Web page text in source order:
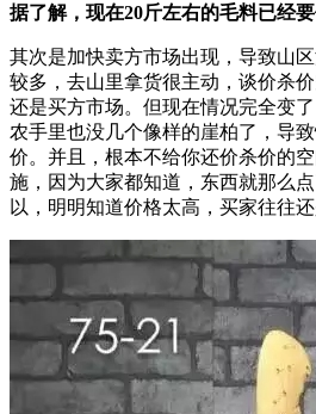
据了解，现在20斤左右的毛料已经要
其次是加快卖方市场出现，导致山
较多，去山里拿货很主动，谈价杀
还是买方市场。但现在情况完全变
农手里也没几个像样的崖柏了，导
价。并且，根本不给你还价杀价的
施，因为大家都知道，东西就那么
以，明明知道价格太高，买家往往